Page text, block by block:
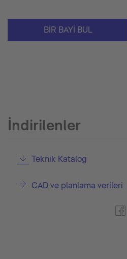
BIR BAYI BUL
İndirilenler
Teknik Katalog
CAD ve planlama verileri